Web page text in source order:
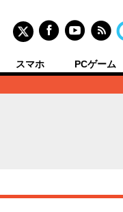
スマホ PCゲーム